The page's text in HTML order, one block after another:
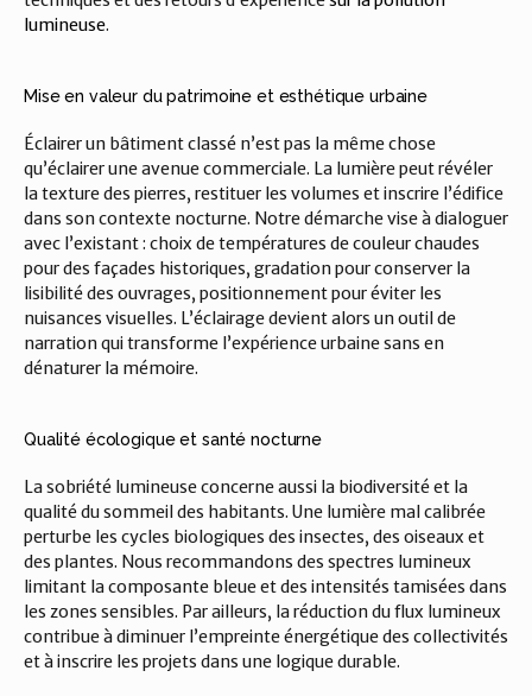
lumineuse.
Mise en valeur du patrimoine et esthétique urbaine
Éclairer un bâtiment classé n’est pas la même chose
qu’éclairer une avenue commerciale. La lumière peut révéler
la texture des pierres, restituer les volumes et inscrire l’édifice
dans son contexte nocturne. Notre démarche vise à dialoguer
avec l’existant : choix de températures de couleur chaudes
pour des façades historiques, gradation pour conserver la
lisibilité des ouvrages, positionnement pour éviter les
nuisances visuelles. L’éclairage devient alors un outil de
narration qui transforme l’expérience urbaine sans en
dénaturer la mémoire.
Qualité écologique et santé nocturne
La sobriété lumineuse concerne aussi la biodiversité et la
qualité du sommeil des habitants. Une lumière mal calibrée
perturbe les cycles biologiques des insectes, des oiseaux et
des plantes. Nous recommandons des spectres lumineux
limitant la composante bleue et des intensités tamisées dans
les zones sensibles. Par ailleurs, la réduction du flux lumineux
contribue à diminuer l’empreinte énergétique des collectivités
et à inscrire les projets dans une logique durable.